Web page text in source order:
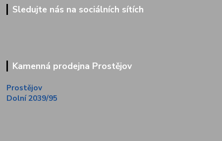
Sledujte nás na sociálních sítích
Kamenná prodejna Prostějov
Prostějov
Dolní 2039/95